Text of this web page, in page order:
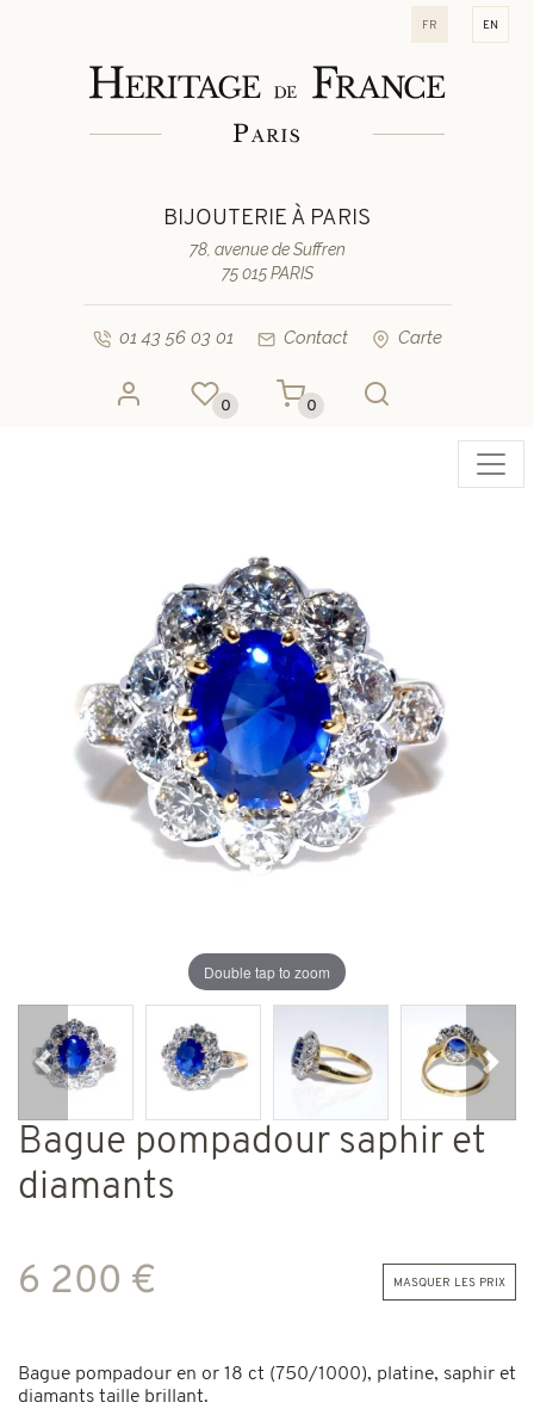
fr en
BIJOUTERIE À PARIS
78, avenue de Suffren
75 015 PARIS
01 43 56 03 01 Contact Carte
0 0
Double tap to zoom
Précédent
Bague pompadour saphir et
diamants
6 200 € masquer les prix
Bague pompadour en or 18 ct (750/1000), platine, saphir et
diamants taille brillant.